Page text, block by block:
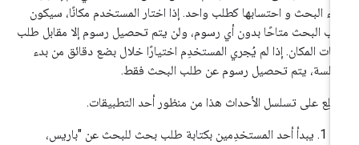
البحث و احتسابها كطلب واحد. إذا اختار المستخدم مكانًا، سيكون
البحث متاحًا بدون أي رسوم، ولن يتم تحصيل رسوم إلا مقابل طلب
المكان. إذا لم يُجري المستخدِم اختيارًا خلال بضع دقائق من بدء
يتم تحصيل رسوم عن طلب البحث فقط.
على تسلسل الأحداث هذا من منظور أحد التطبيقات.
يبدأ أحد المستخدِمين بكتابة طلب بحث للبحث عن "باريس،